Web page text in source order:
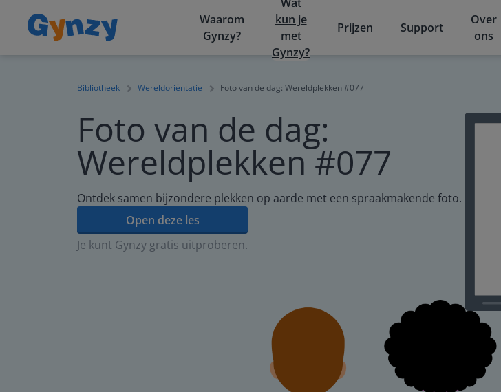
Waarom
Gynzy?
kun je
met
Gynzy?
Prijzen Support
Over
ons
Bibliotheek Wereldoriëntatie Foto van de dag: Wereldplekken #077
Foto van de dag:
Wereldplekken #077
Ontdek samen bijzondere plekken op aarde met een spraakmakende foto.
Open deze les
Je kunt Gynzy gratis uitproberen.